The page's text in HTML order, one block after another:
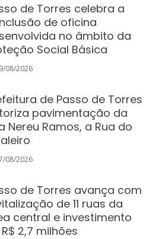
de Torres celebra a
de oficina
no âmbito da
Social Básica
08/2026
de Passo de Torres
pavimentação da
Nereu Ramos, a Rua do
08/2026
de Torres avança com
de 11 ruas da
central e investimento
2,7 milhões